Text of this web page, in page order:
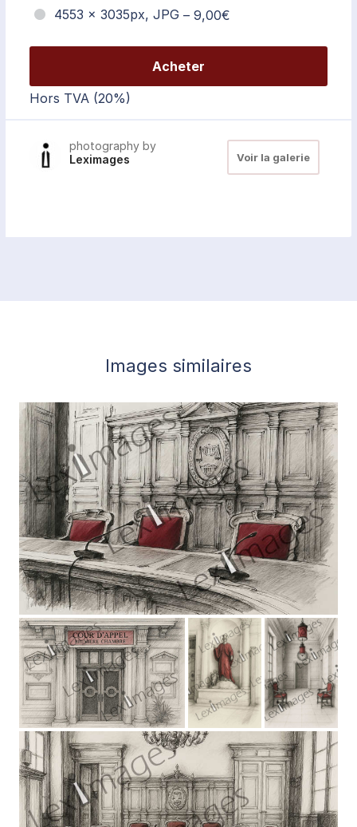
4553 x 3035px, JPG – 9,00€
Acheter
Hors TVA (20%)
photography by
Leximages
Voir la galerie
Images similaires